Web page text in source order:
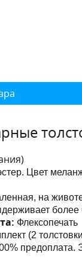
Цвет
на
более
Флексопечать
(2
предоплата.